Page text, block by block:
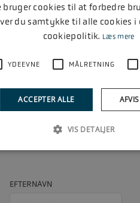
Fre: 07:30 - 16 Weekend: Lukket
EFTERNAVN
cookies til at forbedre
du samtykke til alle cookies i
cookiepolitik. Læs mere
YDEEVNE MÅLRETNING
ACCEPTER ALLE
VIS DETALJER